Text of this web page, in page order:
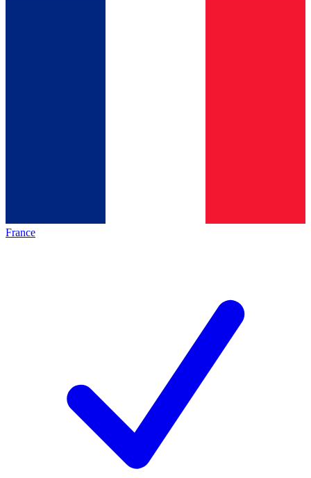
France